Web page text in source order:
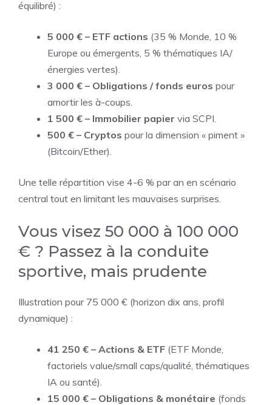
équilibré) :
5 000 € – ETF actions (35 % Monde, 10 %
Europe ou émergents, 5 % thématiques IA/
énergies vertes).
3 000 € – Obligations / fonds euros pour
amortir les à-coups.
1 500 € – Immobilier papier via SCPI.
500 € – Cryptos pour la dimension « piment »
(Bitcoin/Ether).
Une telle répartition vise 4-6 % par an en scénario
central tout en limitant les mauvaises surprises.
Vous visez 50 000 à 100 000
€ ? Passez à la conduite
sportive, mais prudente
Illustration pour 75 000 € (horizon dix ans, profil
dynamique) :
41 250 € – Actions & ETF (ETF Monde,
factoriels value/small caps/qualité, thématiques
IA ou santé).
15 000 € – Obligations & monétaire (fonds